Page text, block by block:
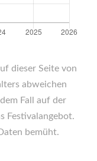
dieser Seite von
abweichen
Fall auf der
Festivalangebot.
bemüht.